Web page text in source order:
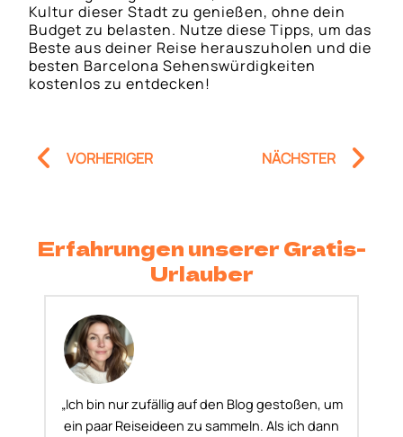
Kultur dieser Stadt zu genießen, ohne dein
Budget zu belasten. Nutze diese Tipps, um das
Beste aus deiner Reise herauszuholen und die
besten Barcelona Sehenswürdigkeiten
kostenlos zu entdecken!
Prev
VORHERIGER NÄCHSTER
Erfahrungen unserer Gratis-
Urlauber
„Ich bin nur zufällig auf den Blog gestoßen, um
ein paar Reiseideen zu sammeln. Als ich dann